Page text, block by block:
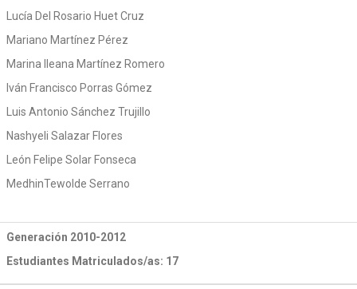
Lucía Del Rosario Huet Cruz
Mariano Martínez Pérez
Marina Ileana Martínez Romero
Iván Francisco Porras Gómez
Luis Antonio Sánchez Trujillo
Nashyeli Salazar Flores
León Felipe Solar Fonseca
MedhinTewolde Serrano
Generación 2010-2012
Estudiantes Matriculados/as: 17